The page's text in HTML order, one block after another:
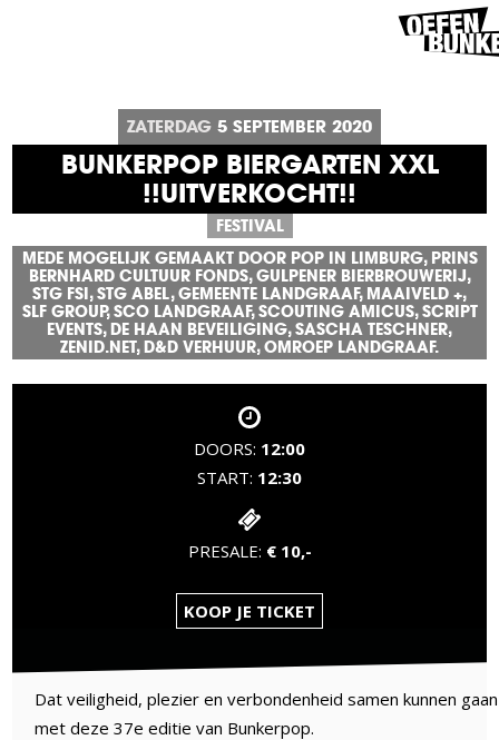
ZATERDAG 5 SEPTEMBER 2020
BUNKERPOP BIERGARTEN XXL
!!UITVERKOCHT!!
FESTIVAL
MEDE MOGELIJK GEMAAKT DOOR POP IN LIMBURG, PRINS
BERNHARD CULTUUR FONDS, GULPENER BIERBROUWERIJ,
STG FSI, STG ABEL, GEMEENTE LANDGRAAF, MAAIVELD +,
SLF GROUP, SCO LANDGRAAF, SCOUTING AMICUS, SCRIPT
EVENTS, DE HAAN BEVEILIGING, SASCHA TESCHNER,
ZENID.NET, D&D VERHUUR, OMROEP LANDGRAAF.
DOORS: 12:00
START: 12:30
PRESALE: € 10,-
KOOP JE TICKET
Dat veiligheid, plezier en verbondenheid samen kunnen
met deze 37e editie van Bunkerpop.